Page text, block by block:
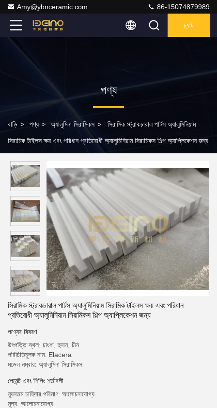
Amy@ybnceramic.com 86-15074879989
চ্যাট
পণ্য
বাড়ি > পণ্য > অ্যালুমিনা সিরামিকস > সিরামিক স্ট্রাকচারাল পার্টস অ্যালুমিনিয়াম
সিরামিক টাইলস ক্ষয় এবং পরিধান প্রতিরোধী অ্যালুমিনিয়াম সিরামিকস শিল্প অ্যাপ্লিকেশন জন্য
সিরামিক স্ট্রাকচারাল পার্টস অ্যালুমিনিয়াম সিরামিক টাইলস ক্ষয় এবং পরিধান
প্রতিরোধী অ্যালুমিনিয়াম সিরামিকস শিল্প অ্যাপ্লিকেশন জন্য
পণ্যের বিবরণ
উৎপত্তি স্থল: চাংশা, হুনান, চীন
পরিচিতিমুলক নাম: Elacera
মডেল নম্বার: অ্যালুমিনা সিরামিকস
পেমেন্ট এবং শিপিং শর্তাবলী
ন্যূনতম চাহিদার পরিমাণ: আলোচনাযোগ্য
মূল্য: আলোচনাযোগ্য